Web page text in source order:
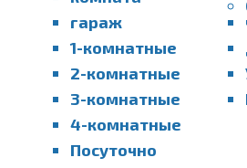
гараж
1-комнатные
2-комнатные
3-комнатные
4-комнатные
Посуточно